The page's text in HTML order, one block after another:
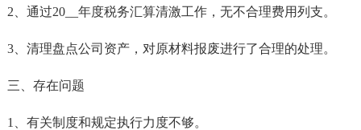
2、通过20__年度税务汇算清激工作，无不合理费用列支。
3、清理盘点公司资产，对原材料报废进行了合理的处理。
三、存在问题
1、有关制度和规定执行力度不够。